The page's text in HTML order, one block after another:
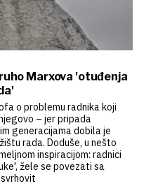
Marxova 'otuđenja
o problemu radnika koji
– jer pripada
generacijama dobila je
rada. Doduše, u nešto
inspiracijom: radnici
žele se povezati sa